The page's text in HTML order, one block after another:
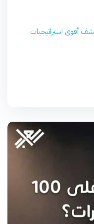
أقوى استراتيجيات